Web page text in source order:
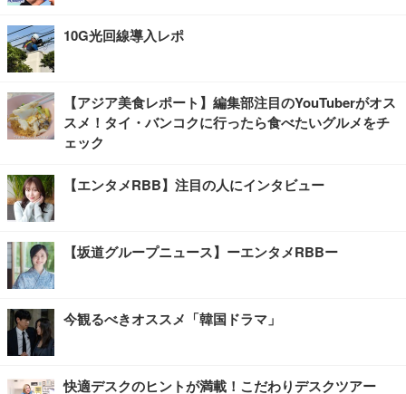
10G光回線導入レポ
【アジア美食レポート】編集部注目のYouTuberがオス
スメ！タイ・バンコクに行ったら食べたいグルメをチ
ェック
【エンタメRBB】注目の人にインタビュー
【坂道グループニュース】ーエンタメRBBー
今観るべきオススメ「韓国ドラマ」
快適デスクのヒントが満載！こだわりデスクツアー